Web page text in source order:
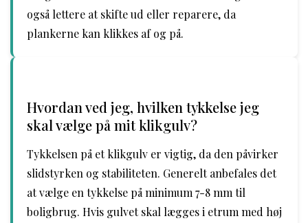
også lettere at skifte ud eller reparere, da
plankerne kan klikkes af og på.
Hvordan ved jeg, hvilken tykkelse jeg
skal vælge på mit klikgulv?
Tykkelsen på et klikgulv er vigtig, da den påvirker
slidstyrken og stabiliteten. Generelt anbefales det
at vælge en tykkelse på minimum 7-8 mm til
boligbrug. Hvis gulvet skal lægges i etrum med høj